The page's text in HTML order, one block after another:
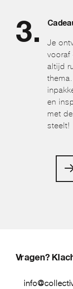
Je
vooraf
altijd
en
met
steelt!
Vragen?